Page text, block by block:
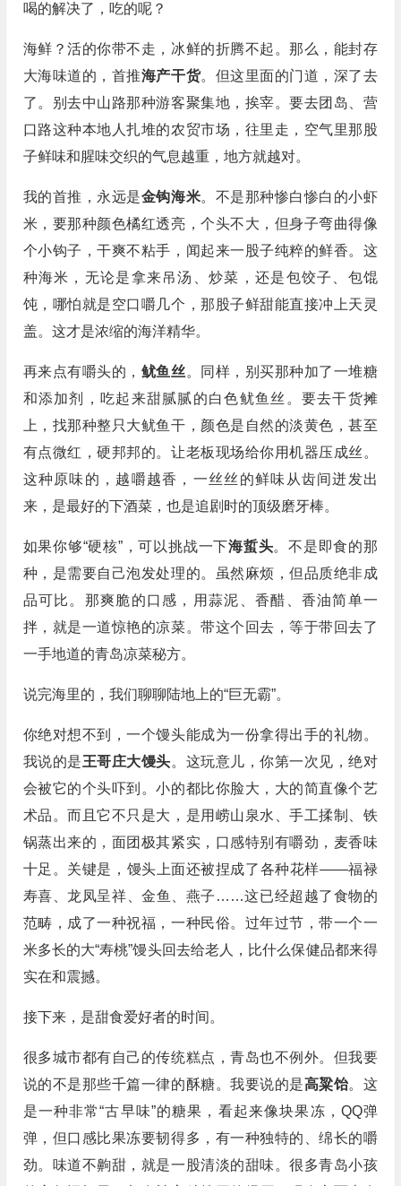
喝的解决了，吃的呢？
海鲜？活的你带不走，冰鲜的折腾不起。那么，能封存
大海味道的，首推海产干货。但这里面的门道，深了去
了。别去中山路那种游客聚集地，挨宰。要去团岛、营
口路这种本地人扎堆的农贸市场，往里走，空气里那股
子鲜味和腥味交织的气息越重，地方就越对。
我的首推，永远是金钩海米。不是那种惨白惨白的小虾
米，要那种颜色橘红透亮，个头不大，但身子弯曲得像
个小钩子，干爽不粘手，闻起来一股子纯粹的鲜香。这
种海米，无论是拿来吊汤、炒菜，还是包饺子、包馄
饨，哪怕就是空口嚼几个，那股子鲜甜能直接冲上天灵
盖。这才是浓缩的海洋精华。
再来点有嚼头的， 鱿鱼丝。同样，别买那种加了一堆糖
和添加剂，吃起来甜腻腻的白色鱿鱼丝。要去干货摊
上，找那种整只大鱿鱼干，颜色是自然的淡黄色，甚至
有点微红，硬邦邦的。让老板现场给你用机器压成丝。
这种原味的，越嚼越香，一丝丝的鲜味从齿间迸发出
来，是最好的下酒菜，也是追剧时的顶级磨牙棒。
如果你够“硬核”，可以挑战一下海蜇头。不是即食的那
种，是需要自己泡发处理的。虽然麻烦，但品质绝非成
品可比。那爽脆的口感，用蒜泥、香醋、香油简单一
拌，就是一道惊艳的凉菜。带这个回去，等于带回去了
一手地道的青岛凉菜秘方。
说完海里的，我们聊聊陆地上的“巨无霸”。
你绝对想不到，一个馒头能成为一份拿得出手的礼物。
我说的是王哥庄大馒头。这玩意儿，你第一次见，绝对
会被它的个头吓到。小的都比你脸大，大的简直像个艺
术品。而且它不只是大，是用崂山泉水、手工揉制、铁
锅蒸出来的，面团极其紧实，口感特别有嚼劲，麦香味
十足。关键是，馒头上面还被捏成了各种花样——福禄
寿喜、龙凤呈祥、金鱼、燕子……这已经超越了食物的
范畴，成了一种祝福，一种民俗。过年过节，带一个一
米多长的大“寿桃”馒头回去给老人，比什么保健品都来得
实在和震撼。
接下来，是甜食爱好者的时间。
很多城市都有自己的传统糕点，青岛也不例外。但我要
说的不是那些千篇一律的酥糖。我要说的是高粱饴。这
是一种非常“古早味”的糖果，看起来像块果冻，QQ弹
弹，但口感比果冻要韧得多，有一种独特的、绵长的嚼
劲。味道不齁甜，就是一股清淡的甜味。很多青岛小孩